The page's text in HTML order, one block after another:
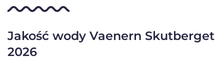
Jakość wody Vaenern Skutberget
2026